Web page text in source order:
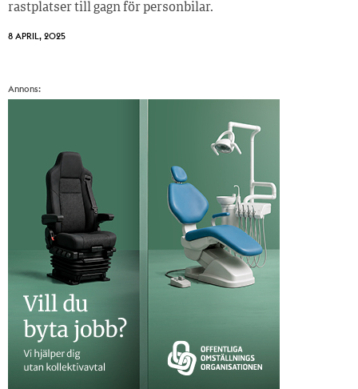
rastplatser till gagn för personbilar.
8 APRIL, 2025
Annons: